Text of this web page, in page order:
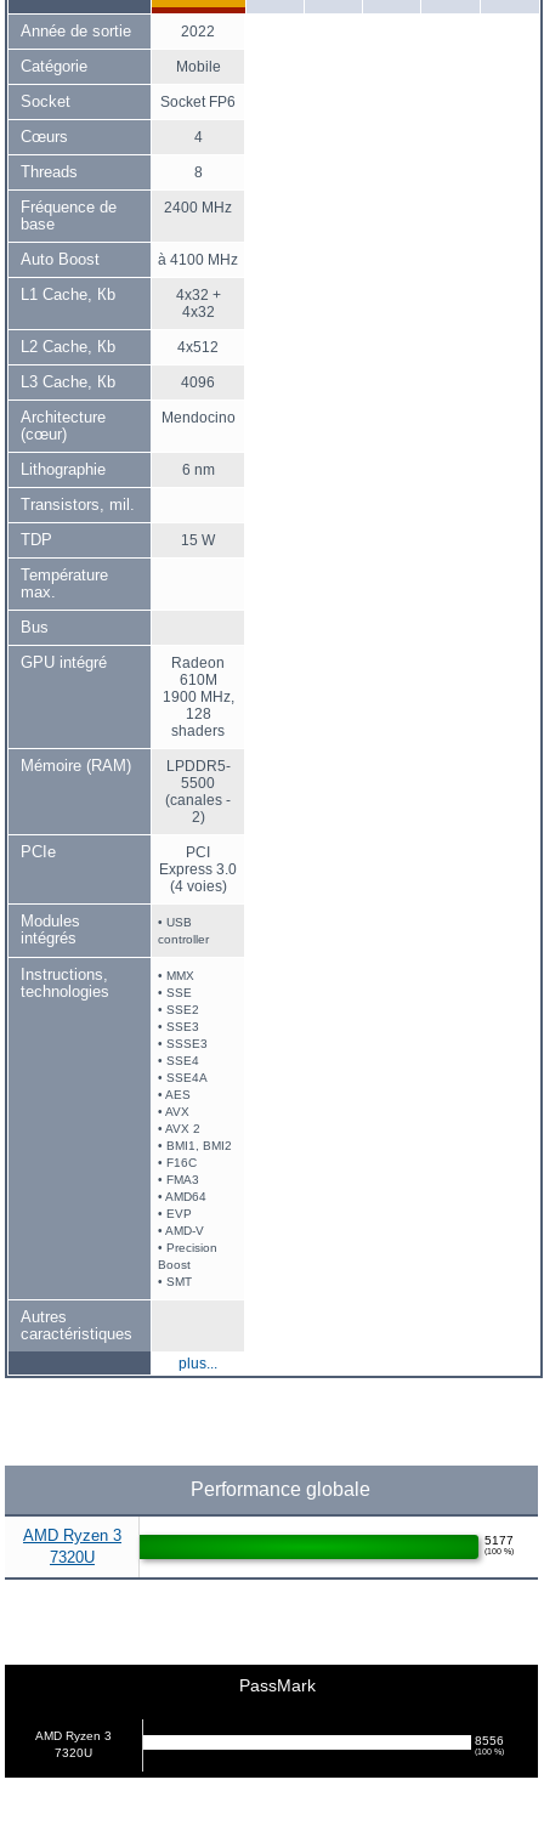
Année de sortie 2022
Catégorie Mobile
Socket Socket FP6
Cœurs 4
Threads 8
Fréquence de
base
2400 MHz
Auto Boost à 4100 MHz
L1 Cache, Кb
4x32 +
4x32
L2 Cache, Кb 4x512
L3 Cache, Кb 4096
Architecture
(cœur)
Mendocino
Lithographie 6 nm
Transistors, mil.
TDP
15 W
Température
max.
Bus
GPU intégré
Radeon
610M
1900 MHz,
128
shaders
Mémoire (RAM)
LPDDR5-
5500
(canales -
2)
PCIe
PCI
Express 3.0
(4 voies)
Modules
intégrés
• USB
controller
Instructions,
technologies
• MMX
• SSE
• SSE2
• SSE3
• SSSE3
• SSE4
• SSE4A
• AES
• AVX
• AVX 2
• BMI1, BMI2
• F16C
• FMA3
• AMD64
• EVP
• AMD-V
• Precision
Boost
• SMT
Autres
caractéristiques
plus...
Performance globale
AMD Ryzen 3
7320U
5177
(100 %)
PassMark
AMD Ryzen 3
7320U
8556
(100 %)